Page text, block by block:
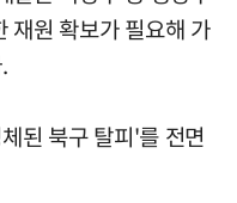
재원 확보가 필요해 가
된 북구 탈피'를 전면